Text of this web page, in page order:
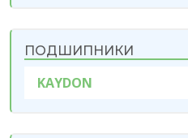
ПОДШИПНИКИ
KAYDON